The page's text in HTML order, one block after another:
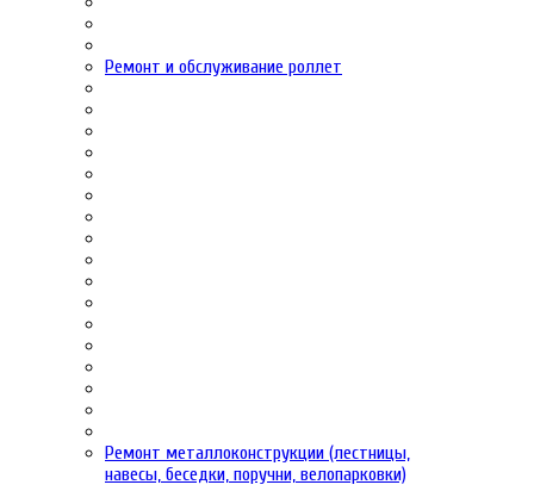
Ремонт и обслуживание роллет
Ремонт металлоконструкции (лестницы,
навесы, беседки, поручни, велопарковки)